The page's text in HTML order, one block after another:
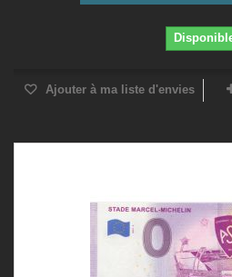
Ajouter à ma liste d'envies